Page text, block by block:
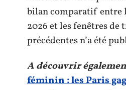
bilan comparatif entre
2026 et les fenêtres de
précédentes n’a été
A découvrir
féminin : les Paris